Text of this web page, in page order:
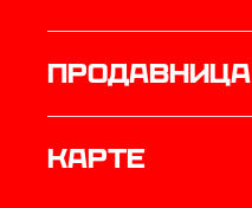
продавница
Карте